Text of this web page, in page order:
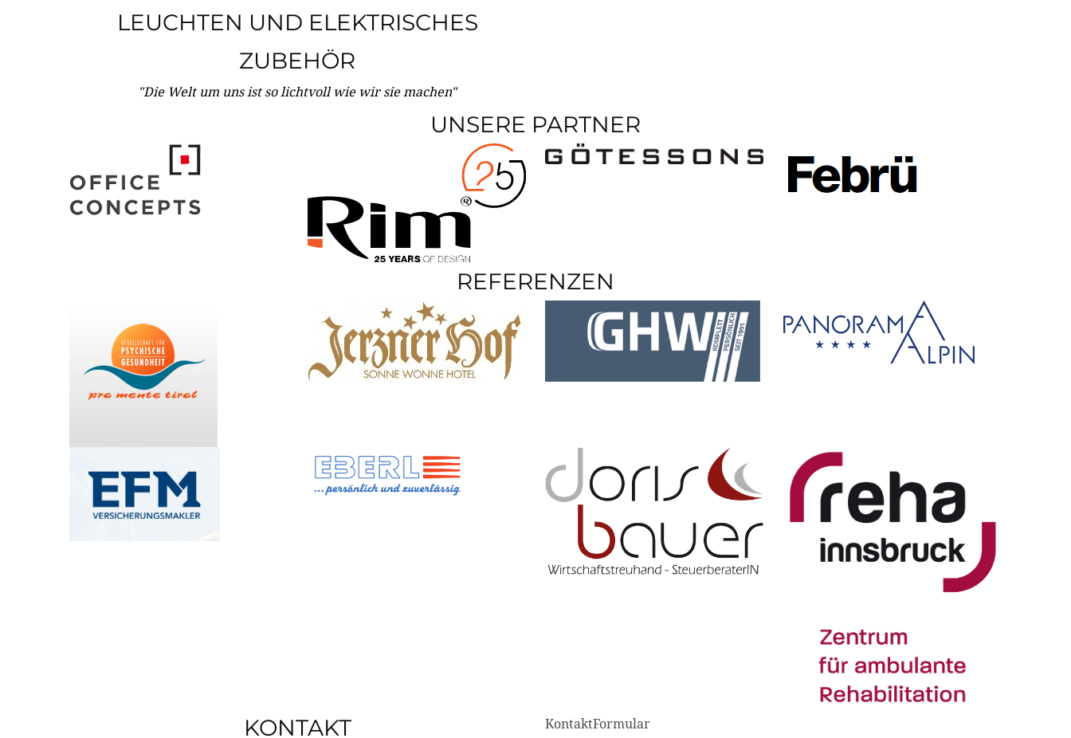
LEUCHTEN UND ELEKTRISCHES
ZUBEHÖR
"Die Welt um uns ist so lichtvoll wie wir sie machen"
UNSERE PARTNER
REFERENZEN
KONTAKT KontaktFormular